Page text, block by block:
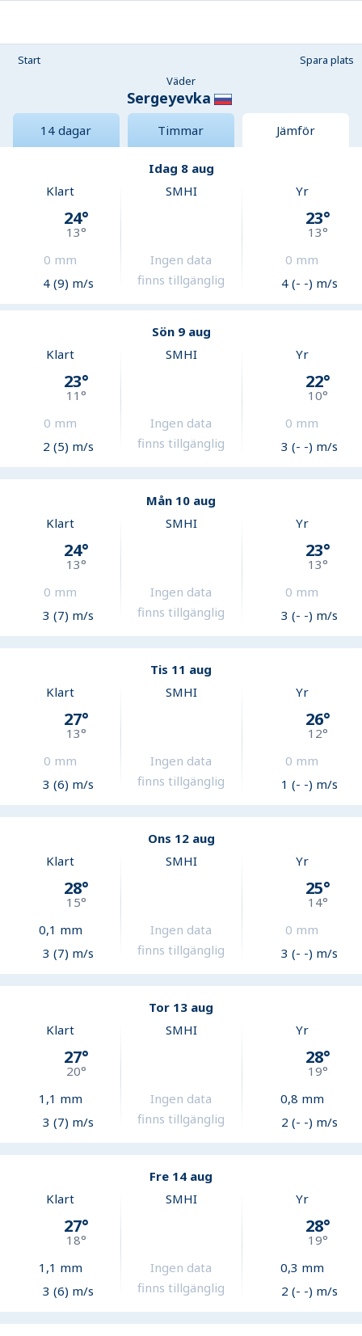
Start
Spara plats
Väder
Sergeyevka
14 dagar Timmar Jämför
Idag 8 aug
Klart
24°
13°
0 mm
4 (9) m/s
SMHI
Ingen data
finns tillgänglig
Yr
23°
13°
0 mm
4 (- -) m/s
Sön 9 aug
Klart
23°
11°
0 mm
2 (5) m/s
SMHI
Ingen data
finns tillgänglig
Yr
22°
10°
0 mm
3 (- -) m/s
Mån 10 aug
Klart
24°
13°
0 mm
3 (7) m/s
SMHI
Ingen data
finns tillgänglig
Yr
23°
13°
0 mm
3 (- -) m/s
Tis 11 aug
Klart
27°
13°
0 mm
3 (6) m/s
SMHI
Ingen data
finns tillgänglig
Yr
26°
12°
0 mm
1 (- -) m/s
Ons 12 aug
Klart
28°
15°
0,1 mm
3 (7) m/s
SMHI
Ingen data
finns tillgänglig
Yr
25°
14°
0 mm
3 (- -) m/s
Tor 13 aug
Klart
27°
20°
1,1 mm
3 (7) m/s
SMHI
Ingen data
finns tillgänglig
Yr
28°
19°
0,8 mm
2 (- -) m/s
Fre 14 aug
Klart
27°
18°
1,1 mm
3 (6) m/s
SMHI
Ingen data
finns tillgänglig
Yr
28°
19°
0,3 mm
2 (- -) m/s